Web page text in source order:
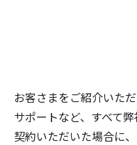
お客さまをご紹介いた
サポートなど、すべて
契約いただいた場合に